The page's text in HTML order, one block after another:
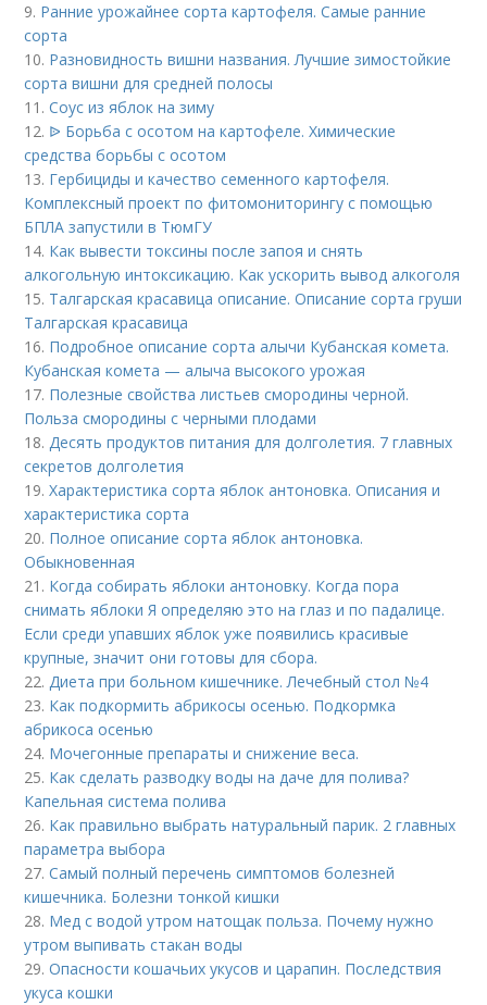
9. Ранние урожайнее сорта картофеля. Самые ранние
сорта
10. Разновидность вишни названия. Лучшие зимостойкие
сорта вишни для средней полосы
11.Соус из яблок на зиму
12. ᐉ Борьба с осотом на картофеле. Химические
средства борьбы с осотом
13. Гербициды и качество семенного картофеля.
Комплексный проект по фитомониторингу с помощью
БПЛА запустили в ТюмГУ
14. Как вывести токсины после запоя и снять
алкогольную интоксикацию. Как ускорить вывод алкоголя
15. Талгарская красавица описание. Описание сорта груши
Талгарская красавица
16. Подробное описание сорта алычи Кубанская комета.
Кубанская комета — алыча высокого урожая
17. Полезные свойства листьев смородины черной.
Польза смородины с черными плодами
18.Десять продуктов питания для долголетия. 7 главных
секретов долголетия
19.Характеристика сорта яблок антоновка. Описания и
характеристика сорта
20. Полное описание сорта яблок антоновка.
Обыкновенная
21. Когда собирать яблоки антоновку. Когда пора
снимать яблоки Я определяю это на глаз и по падалице.
Если среди упавших яблок уже появились красивые
крупные, значит они готовы для сбора.
22.Диета при больном кишечнике. Лечебный стол №4
23. Как подкормить абрикосы осенью. Подкормка
абрикоса осенью
24. Мочегонные препараты и снижение веса.
25. Как сделать разводку воды на даче для полива?
Капельная система полива
26. Как правильно выбрать натуральный парик. 2 главных
параметра выбора
27.Самый полный перечень симптомов болезней
кишечника. Болезни тонкой кишки
28. Мед с водой утром натощак польза. Почему нужно
утром выпивать стакан воды
29.Опасности кошачьих укусов и царапин. Последствия
укуса кошки